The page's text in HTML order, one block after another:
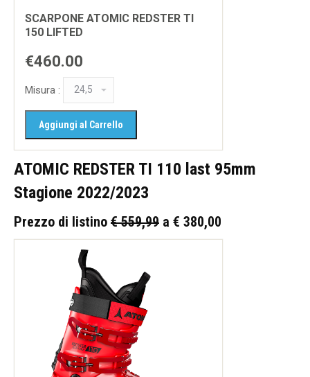
SCARPONE ATOMIC REDSTER TI
150 LIFTED
€460.00
Misura :
ATOMIC REDSTER TI 110 last 95mm
Stagione 2022/2023
Prezzo di listino € 559,99 a € 380,00